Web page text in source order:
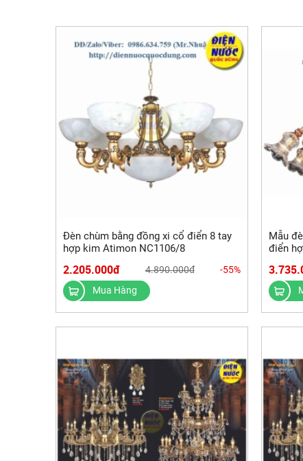
Đèn chùm bằng đồng xi cổ điển 8 tay
hợp kim Atimon NC1106/8
2.205.000đ 4.890.000đ
-55%
Mua Hàng
Mẫu
điển